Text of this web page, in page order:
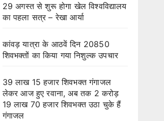
29 अगस्त से शुरू होगा खेल विश्वविद्यालय
का पहला सत्र – रेखा आर्या
कांवड़ यात्रा के आठवें दिन 20850
शिवभक्तों का किया गया निशुल्क उपचार
39 लाख 15 हजार शिवभक्त गंगाजल
लेकर आज हुए रवाना, अब तक 2 करोड़
19 लाख 70 हजार शिवभक्त उठा चुके हैं
गंगाजल